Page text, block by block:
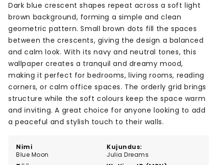
Nimi
Blue Moon
Kujundus:
Julia Dreams
Dark blue crescent shapes repeat across a soft light
brown background, forming a simple and clean
geometric pattern. Small brown dots fill the spaces
between the crescents, giving the design a balanced
and calm look. With its navy and neutral tones, this
wallpaper creates a tranquil and dreamy mood,
making it perfect for bedrooms, living rooms, reading
corners, or calm office spaces. The orderly grid brings
structure while the soft colours keep the space warm
and inviting. A great choice for anyone looking to add
a peaceful and stylish touch to their walls.